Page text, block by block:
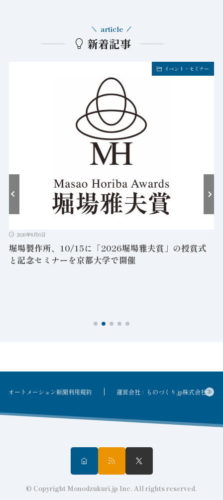
新着記事
article
イベント・セミナー
2026年8月6日
堀場製作所、10/15に「2026堀場雅夫賞」の授賞式
と記念セミナーを京都大学で開催
オートメーション新聞利用規約 運営会社：ものづくり.jp株式会社
© Copyright Monodzukuri.jp Inc. All rights reserved.